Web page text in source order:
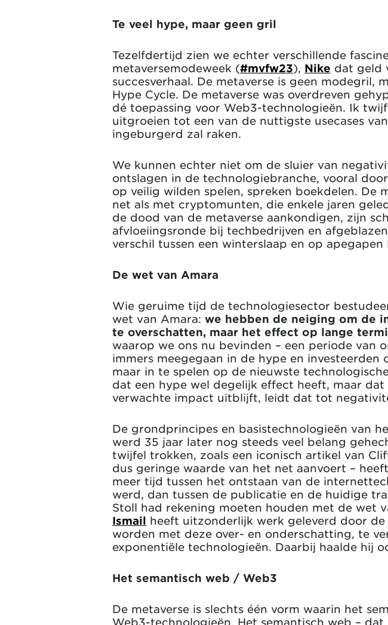
Te veel hype, maar geen gril
Tezelfdertijd zien we echter verschillende
metaversemodeweek (#mvfw23), Nike dat geld
succesverhaal. De metaverse is geen
Hype Cycle. De metaverse was overdreven
dé toepassing voor Web3-technologieën. Ik
uitgroeien tot een van de nuttigste usecases
ingeburgerd zal raken.
We kunnen echter niet om de sluier van
ontslagen in de technologiebranche, vooral
op veilig wilden spelen, spreken boekdelen. De
net als met cryptomunten, die enkele jaren
de dood van de metaverse aankondigen, zijn
afvloeiingsronde bij techbedrijven en
verschil tussen een winterslaap en op apegapen
De wet van Amara
Wie geruime tijd de technologiesector
wet van Amara: we hebben de neiging om de
te overschatten, maar het effect op lange
waarop we ons nu bevinden – een periode van
immers meegegaan in de hype en
maar in te spelen op de nieuwste
dat een hype wel degelijk effect heeft, maar dat
verwachte impact uitblijft, leidt dat tot
De grondprincipes en basistechnologieën van
werd 35 jaar later nog steeds veel belang
twijfel trokken, zoals een iconisch artikel van
dus geringe waarde van het net aanvoert –
meer tijd tussen het ontstaan van de
werd, dan tussen de publicatie en de huidige
Stoll had rekening moeten houden met de wet
Ismail heeft uitzonderlijk werk geleverd door
worden met deze over- en onderschatting, te
exponentiële technologieën. Daarbij haalde hij
Het semantisch web / Web3
De metaverse is slechts één vorm waarin het
Web3-technologieën. Het semantisch web –